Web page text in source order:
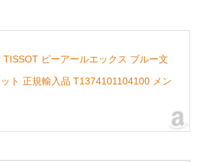
TISSOT ピーアールエックス ブルー文
ト 正規輸入品 T1374101104100 メン